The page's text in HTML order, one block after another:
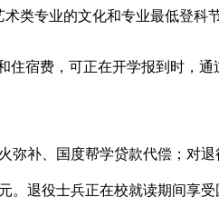
专业的文化和专业最低登科
费，可正在开学报到时，
补、国度帮学贷款代偿；对
退役士兵正在校就读期间享受